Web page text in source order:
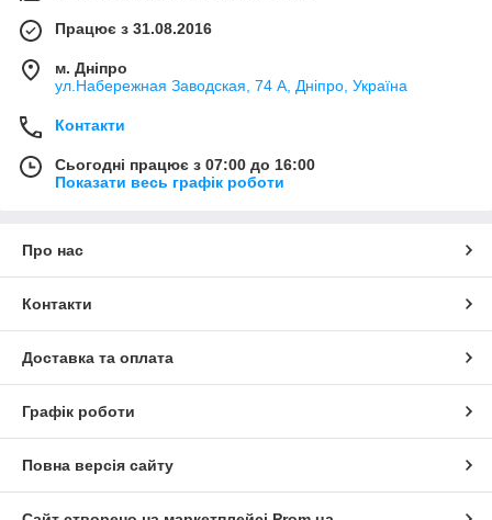
Працює з 31.08.2016
м. Дніпро
ул.Набережная Заводская, 74 А, Дніпро, Україна
Контакти
Сьогодні працює з 07:00 до 16:00
Показати весь графік роботи
Про нас
Контакти
Доставка та оплата
Графік роботи
Повна версія сайту